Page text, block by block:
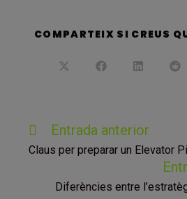
COMPARTEIX SI CREUS
Opens
Opens
Opens
Llegeix
més
articles
Entrada anterior
Claus per preparar un Elevator
Diferències entre